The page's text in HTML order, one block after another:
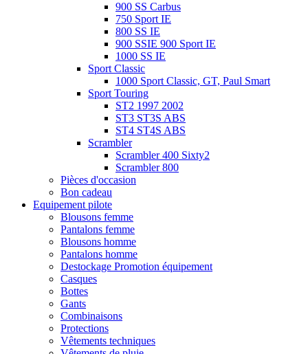
900 SS Carbus
750 Sport IE
800 SS IE
900 SSIE 900 Sport IE
1000 SS IE
Sport Classic
1000 Sport Classic, GT, Paul Smart
Sport Touring
ST2 1997 2002
ST3 ST3S ABS
ST4 ST4S ABS
Scrambler
Scrambler 400 Sixty2
Scrambler 800
Pièces d'occasion
Bon cadeau
Equipement pilote
Blousons femme
Pantalons femme
Blousons homme
Pantalons homme
Destockage Promotion équipement
Casques
Bottes
Gants
Combinaisons
Protections
Vêtements techniques